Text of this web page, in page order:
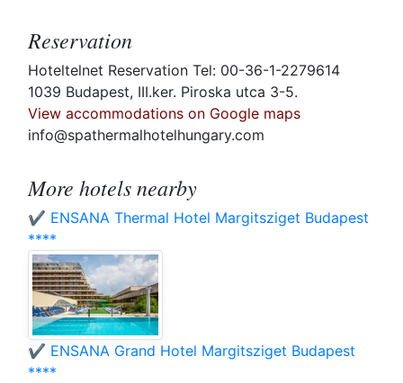
Reservation
Hoteltelnet Reservation Tel: 00-36-1-2279614
1039 Budapest, III.ker. Piroska utca 3-5.
View accommodations on Google maps
info@spathermalhotelhungary.com
More hotels nearby
✔️ ENSANA Thermal Hotel Margitsziget Budapest
****
✔️ ENSANA Grand Hotel Margitsziget Budapest
****